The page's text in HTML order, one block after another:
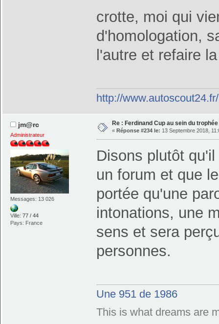
crotte, moi qui
d'homologation,
l'autre et refaire
http://
jm@rc
Administrateur
Messages: 13 026
Ville:77 / 44
Pays: France
Re : Ferdinand Cup au sein du trophée
« Réponse #234 le: 13 Septembre 2018,
Disons plutôt
un forum et que
portée qu'une
intonations, une
sens et sera
personnes.
Une 951 de 1986
This is what dreams are